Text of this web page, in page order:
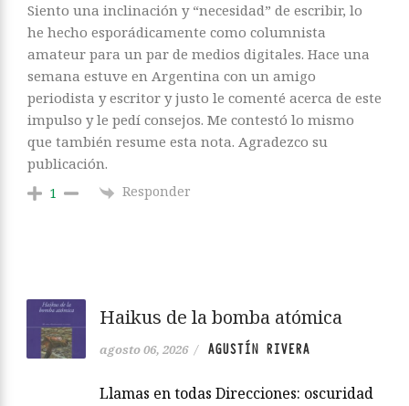
Siento una inclinación y “necesidad” de escribir, lo
he hecho esporádicamente como columnista
amateur para un par de medios digitales. Hace una
semana estuve en Argentina con un amigo
periodista y escritor y justo le comenté acerca de este
impulso y le pedí consejos. Me contestó lo mismo
que también resume esta nota. Agradezco su
publicación.
1 Responder
Haikus de la bomba atómica
agosto 06, 2026 / AGUSTÍN RIVERA
Llamas en todas Direcciones: oscuridad